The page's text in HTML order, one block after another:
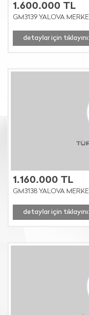
1.600.000 TL
GM3139 YALOVA
detaylar için
1.160.000 TL
GM3138 YALOVA
detaylar için